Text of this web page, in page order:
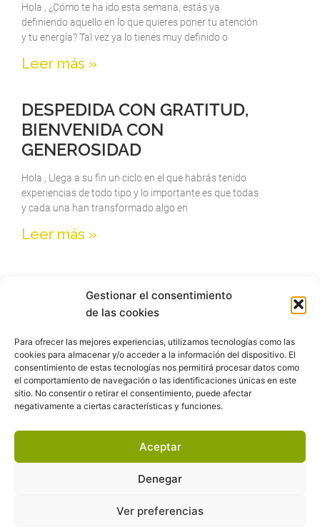
Gestionar el consentimiento
de las cookies
Para ofrecer las mejores experiencias, utilizamos tecnologías como las
cookies para almacenar y/o acceder a la información del dispositivo. El
consentimiento de estas tecnologías nos permitirá procesar datos como
el comportamiento de navegación o las identificaciones únicas en este
sitio. No consentir o retirar el consentimiento, puede afectar
negativamente a ciertas características y funciones.
Aceptar
Denegar
Ver preferencias
Hola , ¿Cómo te ha ido esta semana, estás ya
definiendo aquello en lo que quieres poner tu atención
y tu energía? Tal vez ya lo tienes muy definido o
Leer más »
DESPEDIDA CON GRATITUD,
BIENVENIDA CON
GENEROSIDAD
Hola , Llega a su fin un ciclo en el que habrás tenido
experiencias de todo tipo y lo importante es que todas
y cada una han transformado algo en
Leer más »
15 16 17 Siguiente »
Recibe las reflexiones semanales y los
recursos gratuitos, videos, clases online
QUIERO UNIRME A PROCESO CREATIVO Y